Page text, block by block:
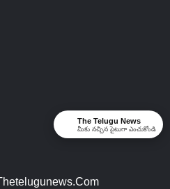
The Telugu News
మీకు నచ్చిన సైటుగా ఎంచుకోండి